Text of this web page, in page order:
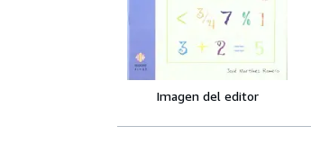
Imagen del editor